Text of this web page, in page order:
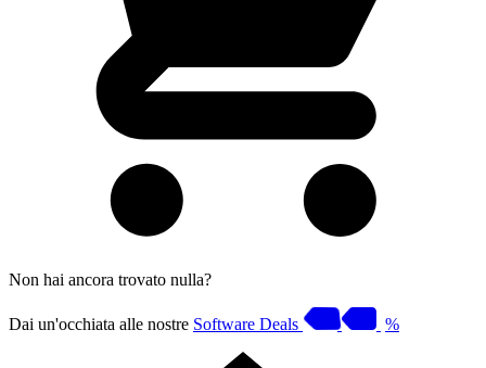
Non hai ancora trovato nulla?
Dai un'occhiata alle nostre Software Deals %